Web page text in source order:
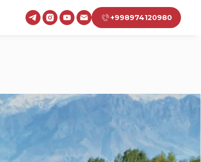
+998974120980